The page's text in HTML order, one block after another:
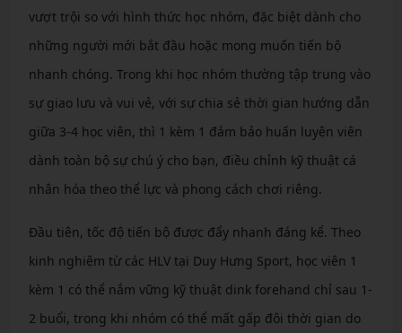
vượt trội so với hình thức học nhóm, đặc biệt dành cho
những người mới bắt đầu hoặc mong muốn tiến bộ
nhanh chóng. Trong khi học nhóm thường tập trung vào
sự giao lưu và vui vẻ, với sự chia sẻ thời gian hướng dẫn
giữa 3-4 học viên, thì 1 kèm 1 đảm bảo huấn luyện viên
dành toàn bộ sự chú ý cho bạn, điều chỉnh kỹ thuật cá
nhân hóa theo thể lực và phong cách chơi riêng.
Đầu tiên, tốc độ tiến bộ được đẩy nhanh đáng kể. Theo
kinh nghiệm từ các HLV tại Duy Hưng Sport, học viên 1
kèm 1 có thể nắm vững kỹ thuật dink forehand chỉ sau 1-
2 buổi, trong khi nhóm có thể mất gấp đôi thời gian do